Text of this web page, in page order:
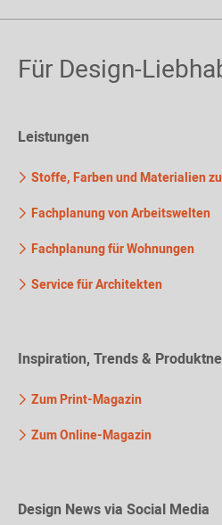
Für Design-
Leistungen
Stoffe, Farben und Materialien
Fachplanung von Arbeitswelten
Fachplanung für Wohnungen
Service für Architekten
Inspiration, Trends &
Zum Print-Magazin
Zum Online-Magazin
Design News via Social Media